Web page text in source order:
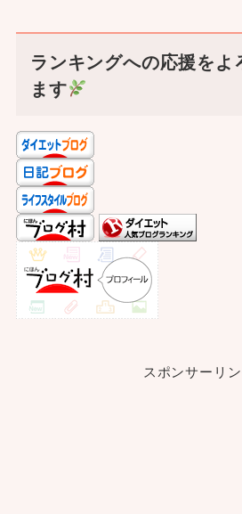
ランキングへの応援をよ
ます
スポンサーリ